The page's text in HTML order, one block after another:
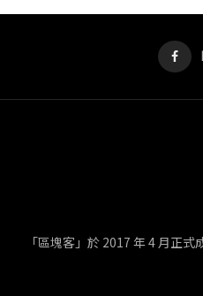
「區塊客」於 2017 年 4 月正